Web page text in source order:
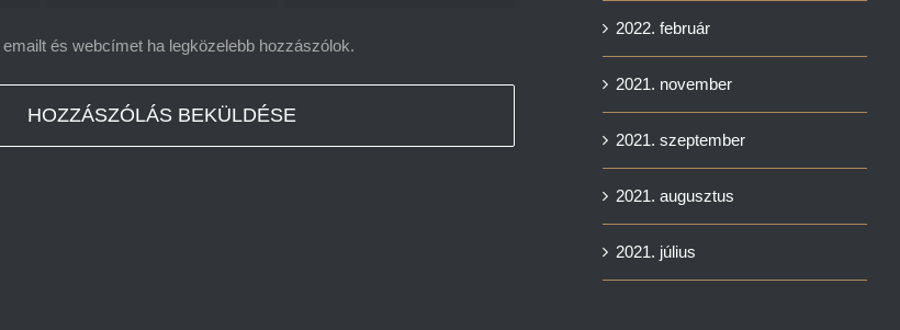
és webcímet ha legközelebb hozzászólok.
2022. február
2021. november
2021. szeptember
2021. augusztus
2021. július